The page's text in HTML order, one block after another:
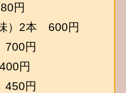
円
）2本 600円
円
円
円